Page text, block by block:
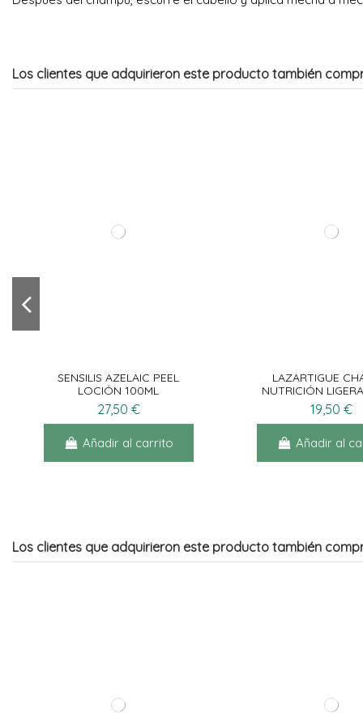
Los clientes que adquirieron este producto también
SENSILIS AZELAIC PEEL
LOCIÓN 100ML
27,50 €
Añadir al carrito
LAZARTIGUE
NUTRICIÓN
19,50 €
Añadir al
Los clientes que adquirieron este producto también